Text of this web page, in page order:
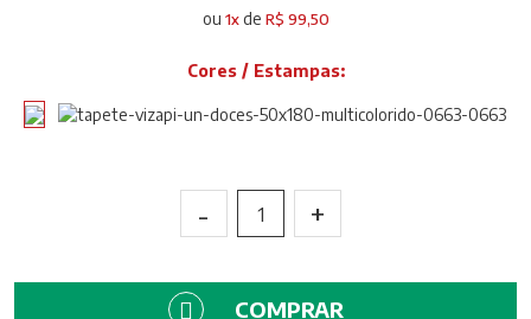
ou 1xde R$ 99,50
Cores / Estampas:
- 1 +
COMPRAR